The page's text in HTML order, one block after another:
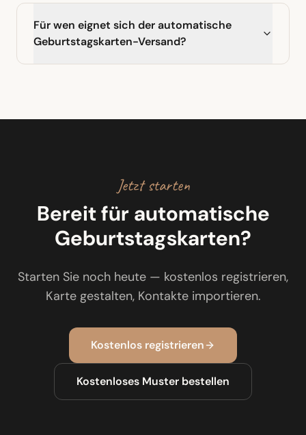
Für wen eignet sich der automatische
Geburtstagskarten-Versand?
Jetzt starten
Bereit für automatische
Geburtstagskarten?
Starten Sie noch heute — kostenlos registrieren,
Karte gestalten, Kontakte importieren.
Kostenlos registrieren
Kostenloses Muster bestellen